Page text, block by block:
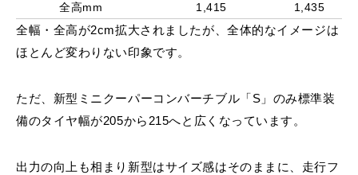
全高mm
1,415 1,435
全幅・全高が2cm拡大されましたが、全体的なイメージは
ほとんど変わりない印象です。
ただ、新型ミニクーパーコンバーチブル「S」のみ標準装
備のタイヤ幅が205から215へと広くなっています。
出力の向上も相まり新型はサイズ感はそのままに、走行フ